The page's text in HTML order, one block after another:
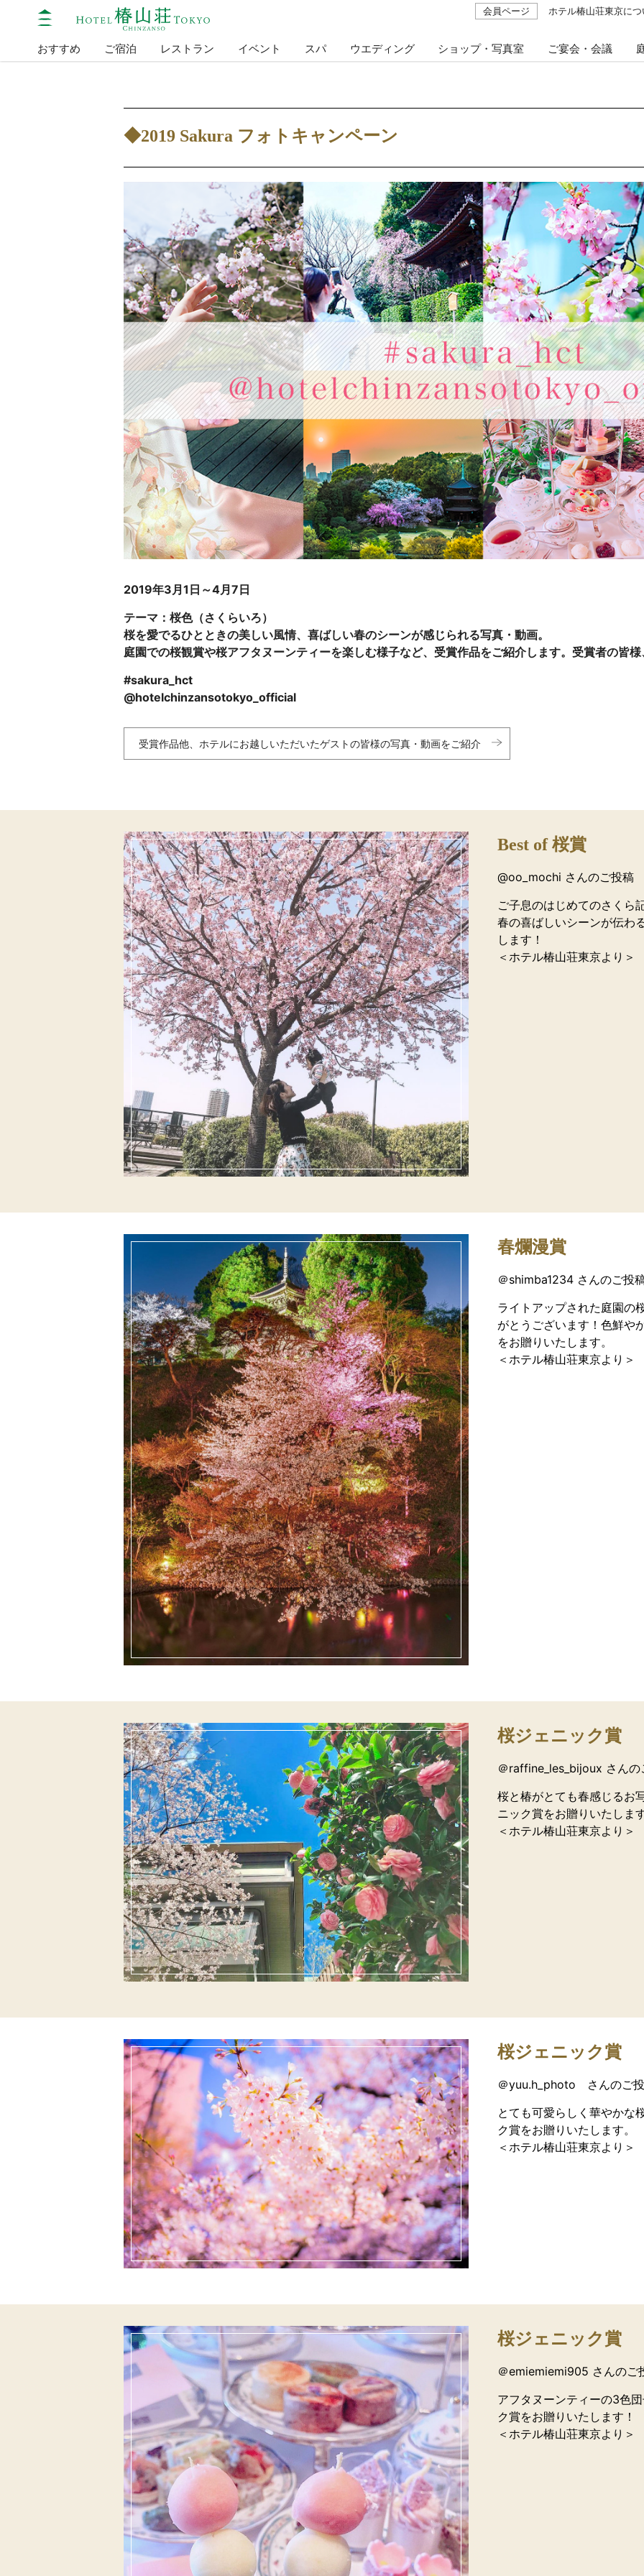
会員ページ ホテル椿山荘東京に
おすすめ ご宿泊 レストラン イベント スパ ウエディング ショップ・写真室 ご宴会・会議
◆2019 Sakura フォトキャンペーン
2019年3月1日～4月7日
テーマ：桜色（さくらいろ）
桜を愛でるひとときの美しい風情、喜ばしい春のシーンが感じられる写真・動画。
庭園での桜観賞や桜アフタヌーンティーを楽しむ様子など、受賞作品をご紹介します。受賞者の皆
#sakura_hct
@hotelchinzansotokyo_official
受賞作品他、ホテルにお越しいただいたゲストの皆様の写真・動画をご紹介
Best of 桜賞
@oo_mochi さんのご投稿
ご子息のはじめてのさくら
春の喜ばしいシーンが伝わ
します！
＜ホテル椿山荘東京より＞
春爛漫賞
＠shimba1234 さんのご投
ライトアップされた庭園の
がとうございます！色鮮や
をお贈りいたします。
＜ホテル椿山荘東京より＞
桜ジェニック賞
＠raffine_les_bijoux さんの
桜と椿がとても春感じるお
ニック賞をお贈りいたしま
＜ホテル椿山荘東京より＞
桜ジェニック賞
＠yuu.h_photo さんのご
とても可愛らしく華やかな
ク賞をお贈りいたします。
＜ホテル椿山荘東京より＞
桜ジェニック賞
＠emiemiemi905 さんのご
アフタヌーンティーの3色
ク賞をお贈りいたします！
＜ホテル椿山荘東京より＞